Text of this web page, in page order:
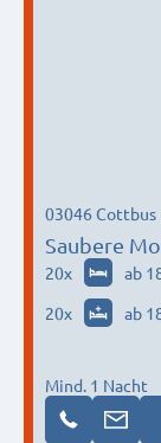
Saubere
Cottbus
03046 Cottbus
20x ab
20x ab
Mind. 1 Nacht